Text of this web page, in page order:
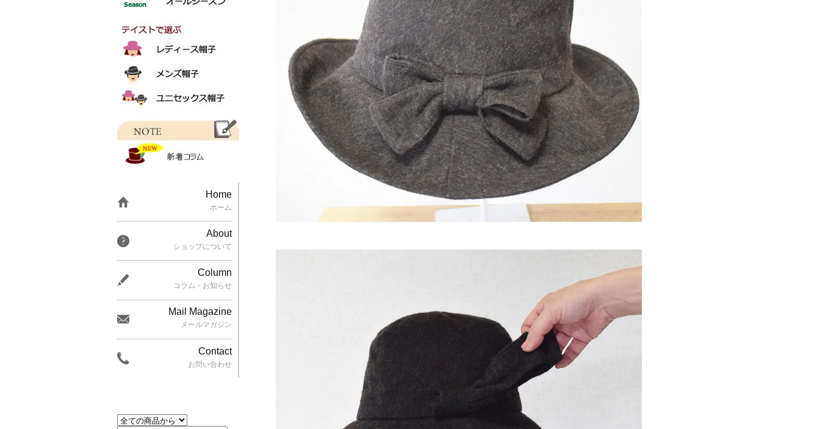
Home
ホーム
About
ショップについて
Column
コラム・お知らせ
Mail Magazine
メールマガジン
Contact
お問い合わせ